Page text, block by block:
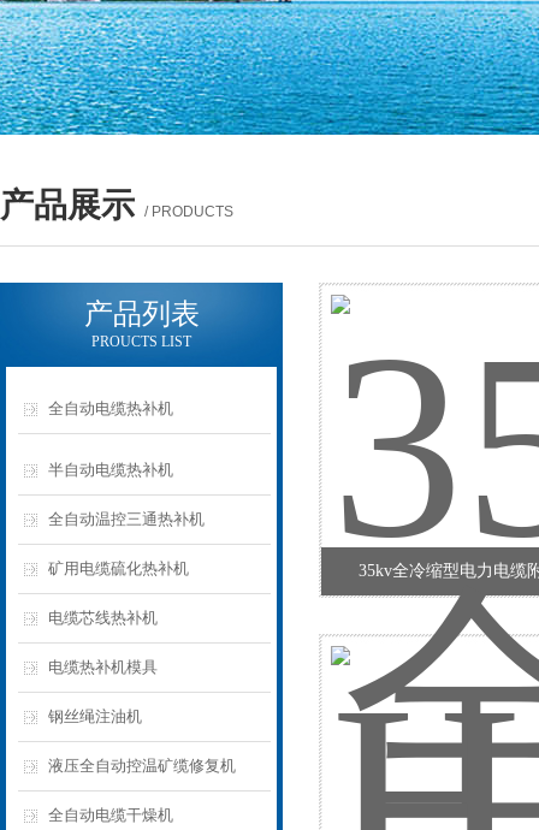
产品展示 / PRODUCTS
产品列表
PROUCTS LIST
全自动电缆热补机
半自动电缆热补机
全自动温控三通热补机
矿用电缆硫化热补机
电缆芯线热补机
电缆热补机模具
钢丝绳注油机
液压全自动控温矿缆修复机
全自动电缆干燥机
35kv全冷缩型电力电缆